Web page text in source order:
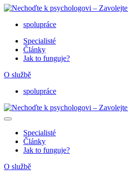
Nechoďte k psychologovi – Zavolejte mu
psycholognatelefonu.cz‎
spolupráce
Specialisté
Články
Jak to funguje?
O službě
spolupráce
Specialisté
Články
Jak to funguje?
O službě